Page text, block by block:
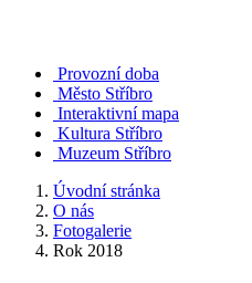
Provozní doba
Město Stříbro
Interaktivní mapa
Kultura Stříbro
Muzeum Stříbro
Úvodní stránka
O nás
Fotogalerie
Rok 2018